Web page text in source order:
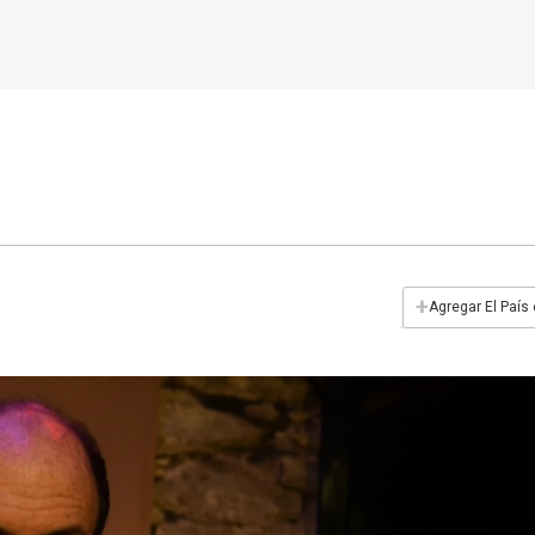
+Agregar El País